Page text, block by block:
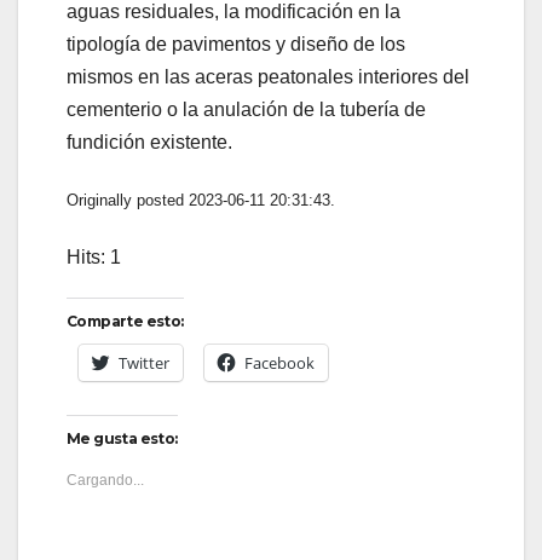
aguas residuales, la modificación en la
tipología de pavimentos y diseño de los
mismos en las aceras peatonales interiores del
cementerio o la anulación de la tubería de
fundición existente.
Originally posted 2023-06-11 20:31:43.
Hits: 1
Comparte esto:
Twitter Facebook
Me gusta esto:
Cargando...